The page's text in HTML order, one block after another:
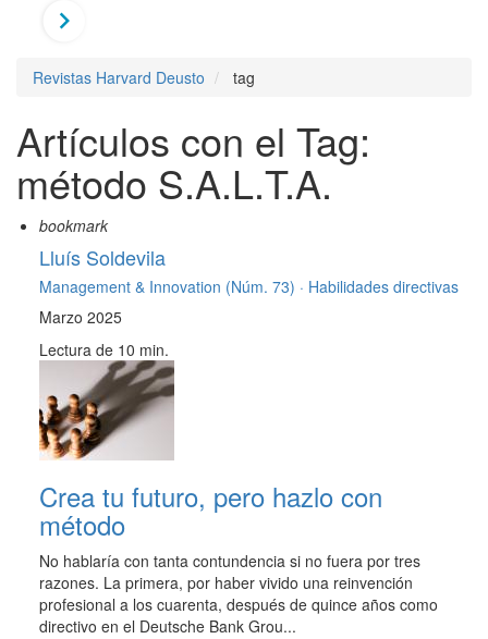
Revistas Harvard Deusto tag
Artículos con el Tag:
método S.A.L.T.A.
bookmark
Lluís Soldevila
Management & Innovation (Núm. 73) · Habilidades directivas
Marzo 2025
Lectura de 10 min.
Crea tu futuro, pero hazlo con
método
No hablaría con tanta contundencia si no fuera por tres
razones. La primera, por haber vivido una reinvención
profesional a los cuarenta, después de quince años como
directivo en el Deutsche Bank Grou...